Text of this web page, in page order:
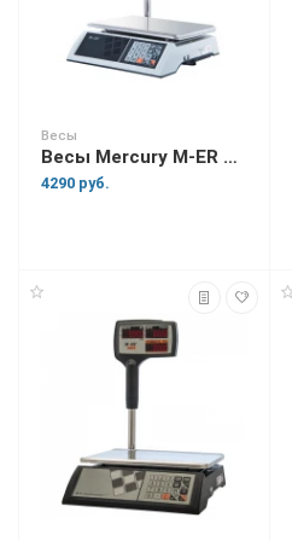
Весы
Весы Mercury M-ER 327 ACP "Ceed" LED
4290 руб.